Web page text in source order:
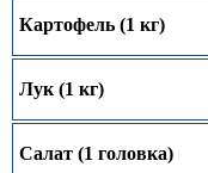
Картофель (1 кг)
Лук (1 кг)
Салат (1 головка)